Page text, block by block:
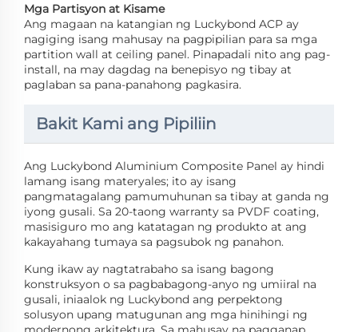
Mga Partisyon at Kisame
Ang magaan na katangian ng Luckybond ACP ay
nagiging isang mahusay na pagpipilian para sa mga
partition wall at ceiling panel. Pinapadali nito ang pag-
install, na may dagdag na benepisyo ng tibay at
paglaban sa pana-panahong pagkasira.
Bakit Kami ang Pipiliin
Ang Luckybond Aluminium Composite Panel ay hindi
lamang isang materyales; ito ay isang
pangmatagalang pamumuhunan sa tibay at ganda ng
iyong gusali. Sa 20-taong warranty sa PVDF coating,
masisiguro mo ang katatagan ng produkto at ang
kakayahang tumaya sa pagsubok ng panahon.
Kung ikaw ay nagtatrabaho sa isang bagong
konstruksyon o sa pagbabagong-anyo ng umiiral na
gusali, iniaalok ng Luckybond ang perpektong
solusyon upang matugunan ang mga hinihingi ng